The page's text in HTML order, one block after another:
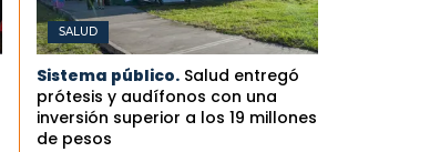
SALUD
Sistema público. Salud entregó
prótesis y audífonos con una
inversión superior a los 19 millones
de pesos